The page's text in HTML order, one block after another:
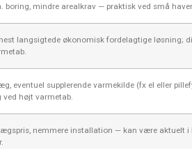
boring, mindre arealkrav — praktisk ved små
langsigtede økonomisk fordelagtige løsning;
eventuel supplerende varmekilde (fx el eller
ved højt varmetab.
nemmere installation — kan være aktuelt i